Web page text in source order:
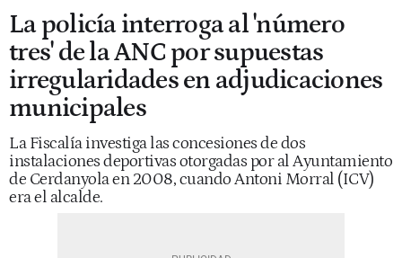
La policía interroga al 'número
tres' de la ANC por supuestas
irregularidades en adjudicaciones
municipales
La Fiscalía investiga las concesiones de dos
instalaciones deportivas otorgadas por al Ayuntamiento
de Cerdanyola en 2008, cuando Antoni Morral (ICV)
era el alcalde.